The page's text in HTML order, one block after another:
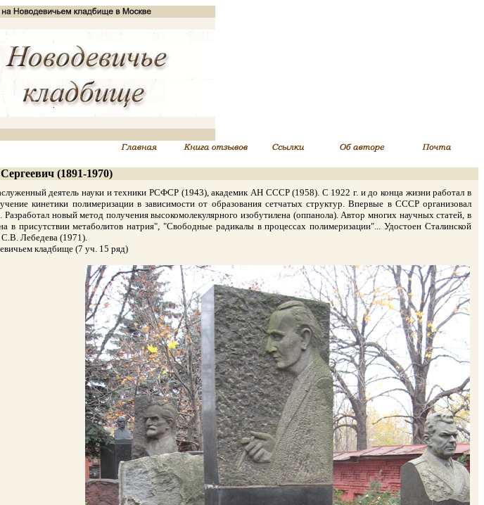
(1891-1970)
деятель науки и техники РСФСР (1943), академик АН СССР (1958). С 1922 г. и до конца жизни работал в
кинетики полимеризации в зависимости от образования сетчатых структур. Впервые в СССР организовал
новый метод получения высокомолекулярного изобутилена (оппанола). Автор многих научных статей, в
присутствии метаболитов натрия", "Свободные радикалы в процессах полимеризации"... Удостоен Сталинской
Лебедева (1971).
кладбище (7 уч. 15 ряд)